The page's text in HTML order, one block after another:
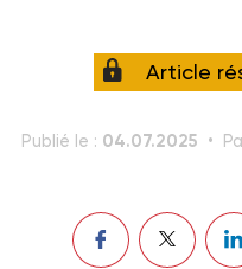
Article
Publié le : 04.07.2025